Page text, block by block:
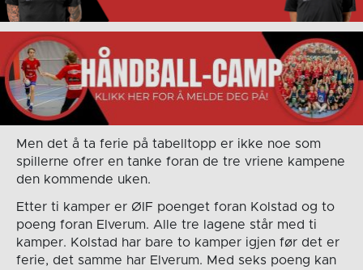
Men det å ta ferie på tabelltopp er ikke noe som
spillerne ofrer en tanke foran de tre vriene kampene
den kommende uken.
Etter ti kamper er ØIF poenget foran Kolstad og to
poeng foran Elverum. Alle tre lagene står med ti
kamper. Kolstad har bare to kamper igjen før det er
ferie, det samme har Elverum. Med seks poeng kan